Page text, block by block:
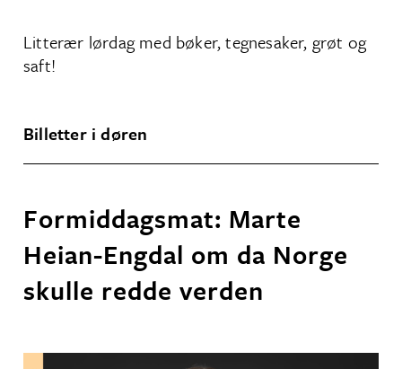
Litterær lørdag med bøker, tegnesaker, grøt og
saft!
Billetter i døren
Formiddagsmat: Marte
Heian-Engdal om da Norge
skulle redde verden